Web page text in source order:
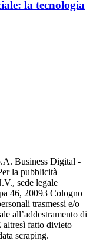
la tecnologia
Business Digital -
la pubblicità
sede legale
46, 20093 Cologno
trasmessi e/o
all’addestramento di
altresì fatto divieto
scraping.